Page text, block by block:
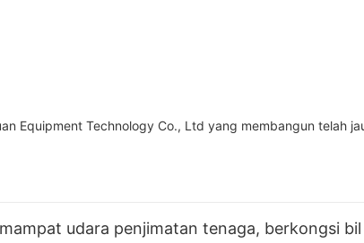
Equipment Technology Co., Ltd yang membangun telah
udara penjimatan tenaga, berkongsi